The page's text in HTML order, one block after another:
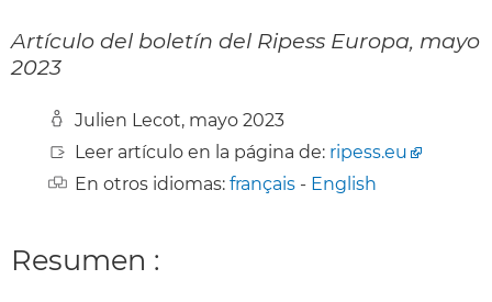
Artículo del boletín del Ripess Europa, mayo
2023
Julien Lecot, mayo 2023
Leer artículo en la página de: ripess.eu
En otros idiomas: français - English
Resumen :